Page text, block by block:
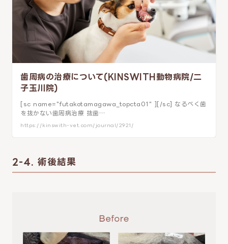
歯周病の治療について(KINSWITH動物病院/二
子玉川院)
[sc name="futakotamagawa_topcta01" ][/sc] なるべく歯
を抜かない歯周病治療 抜歯…
https://kinswith-vet.com/journal/2921/
2-4. 術後結果